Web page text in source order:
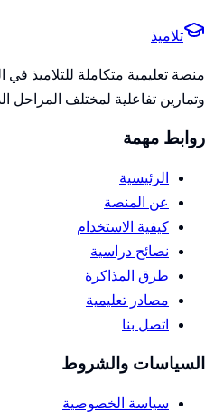
تلاميذ
منصة تعليمية متكاملة للتلاميذ
وتمارين تفاعلية لمختلف المراحل
روابط مهمة
الرئيسية
عن المنصة
كيفية الاستخدام
نصائح دراسية
طرق المذاكرة
مصادر تعليمية
اتصل بنا
السياسات والشروط
سياسة الخصوصية